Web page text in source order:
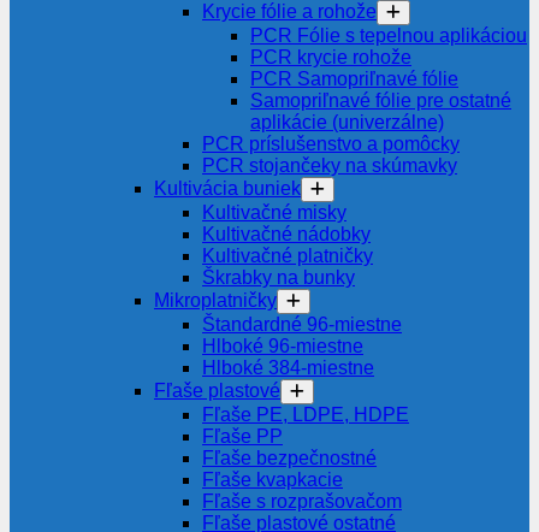
Krycie fólie a rohože
PCR Fólie s tepelnou aplikáciou
PCR krycie rohože
PCR Samopriľnavé fólie
Samopriľnavé fólie pre ostatné
aplikácie (univerzálne)
PCR príslušenstvo a pomôcky
PCR stojančeky na skúmavky
Kultivácia buniek
Kultivačné misky
Kultivačné nádobky
Kultivačné platničky
Škrabky na bunky
Mikroplatničky
Štandardné 96-miestne
Hlboké 96-miestne
Hlboké 384-miestne
Fľaše plastové
Fľaše PE, LDPE, HDPE
Fľaše PP
Fľaše bezpečnostné
Fľaše kvapkacie
Fľaše s rozprašovačom
Fľaše plastové ostatné